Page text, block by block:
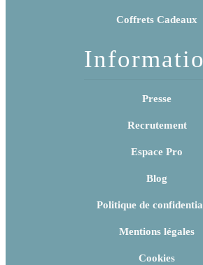
Coffrets Cadeaux
Presse
Recrutement
Espace Pro
Blog
Politique de
Mentions légales
Cookies